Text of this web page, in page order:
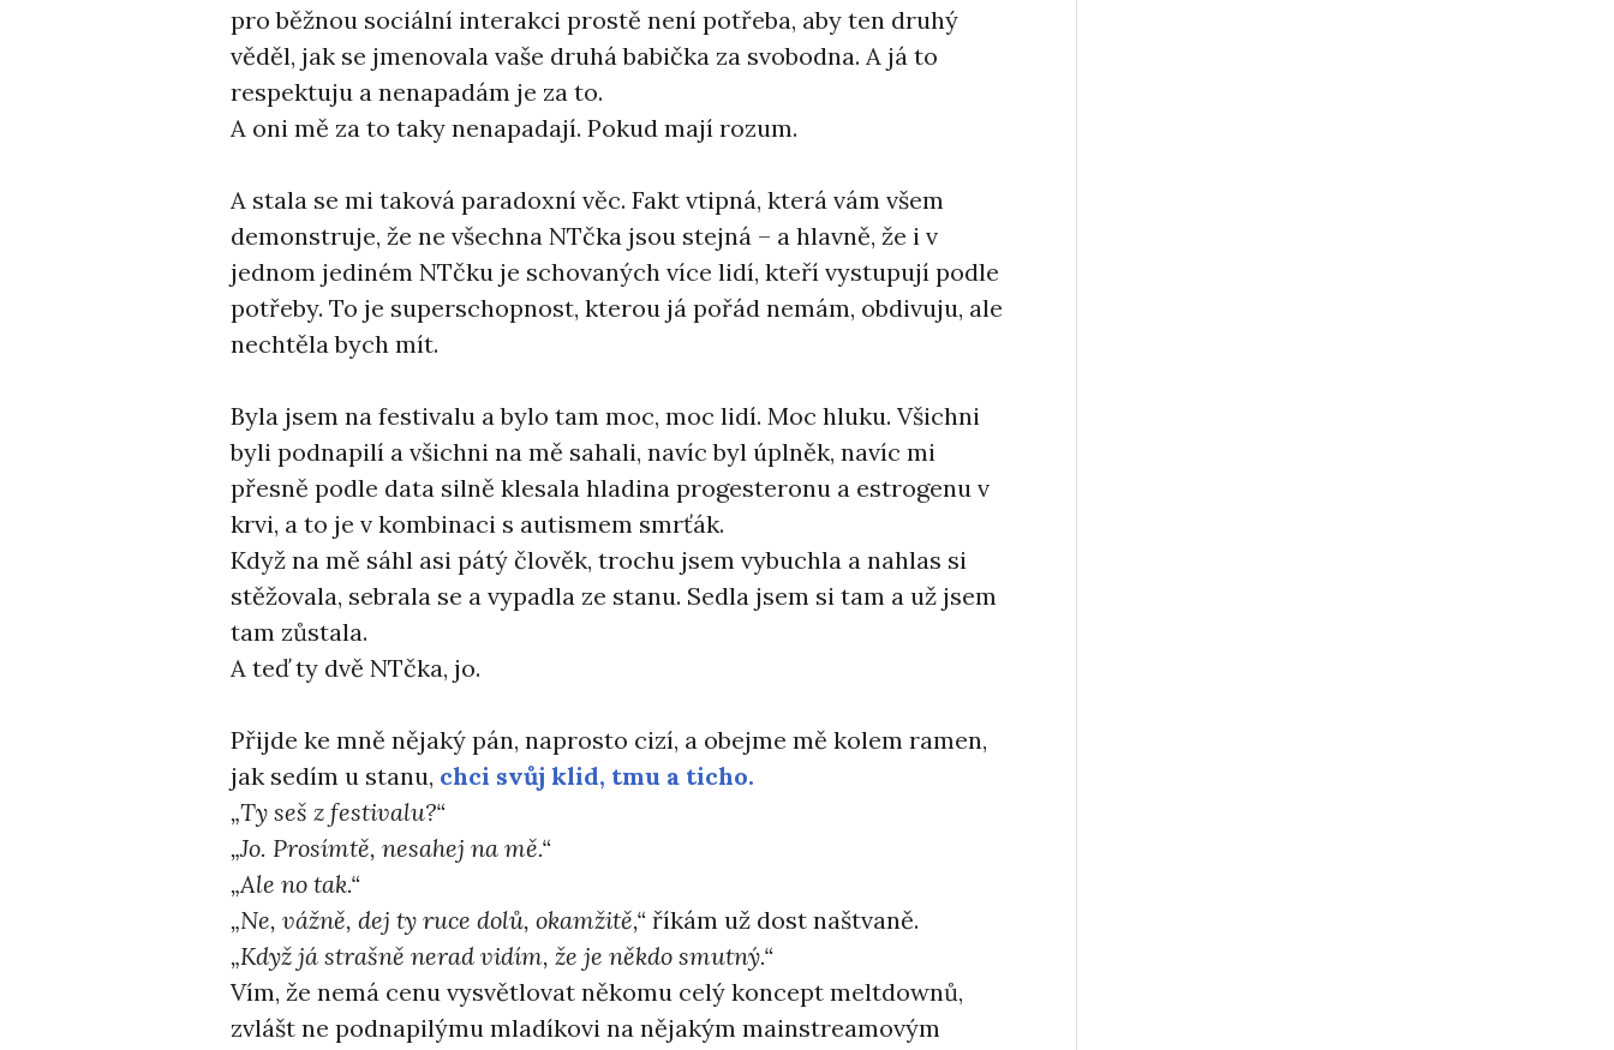
pro běžnou sociální interakci prostě není potřeba, aby ten druhý
věděl, jak se jmenovala vaše druhá babička za svobodna. A já to
respektuju a nenapadám je za to.
A oni mě za to taky nenapadají. Pokud mají rozum.
A stala se mi taková paradoxní věc. Fakt vtipná, která vám všem
demonstruje, že ne všechna NTčka jsou stejná – a hlavně, že i v
jednom jediném NTčku je schovaných více lidí, kteří vystupují podle
potřeby. To je superschopnost, kterou já pořád nemám, obdivuju, ale
nechtěla bych mít.
Byla jsem na festivalu a bylo tam moc, moc lidí. Moc hluku. Všichni
byli podnapilí a všichni na mě sahali, navíc byl úplněk, navíc mi
přesně podle data silně klesala hladina progesteronu a estrogenu v
krvi, a to je v kombinaci s autismem smrťák.
Když na mě sáhl asi pátý člověk, trochu jsem vybuchla a nahlas si
stěžovala, sebrala se a vypadla ze stanu. Sedla jsem si tam a už jsem
tam zůstala.
A teď ty dvě NTčka, jo.
Přijde ke mně nějaký pán, naprosto cizí, a obejme mě kolem ramen,
jak sedím u stanu, chci svůj klid, tmu a ticho.
„Ty seš z festivalu?“
„Jo. Prosímtě, nesahej na mě.“
„Ale no tak.“
„Ne, vážně, dej ty ruce dolů, okamžitě,“ říkám už dost naštvaně.
„Když já strašně nerad vidím, že je někdo smutný.“
Vím, že nemá cenu vysvětlovat někomu celý koncept meltdownů,
zvlášt ne podnapilýmu mladíkovi na nějakým mainstreamovým